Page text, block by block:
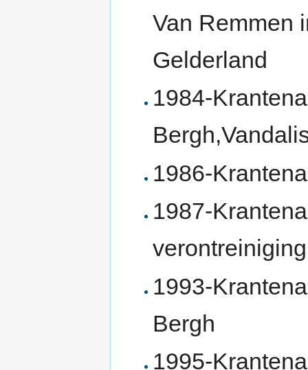
Van Remmen
Gelderland
1984-
1986-
1987-
1993-
Bergh
1995-